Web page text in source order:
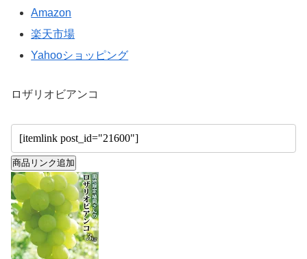
Amazon
楽天市場
Yahooショッピング
ロザリオビアンコ
商品リンク追加